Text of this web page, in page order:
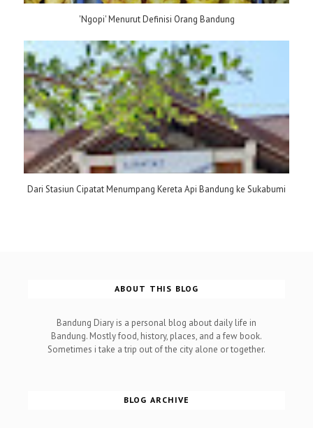
'Ngopi' Menurut Definisi Orang Bandung
Dari Stasiun Cipatat Menumpang Kereta Api Bandung ke Sukabumi
ABOUT THIS BLOG
Bandung Diary is a personal blog about daily life in
Bandung. Mostly food, history, places, and a few book.
Sometimes i take a trip out of the city alone or together.
BLOG ARCHIVE